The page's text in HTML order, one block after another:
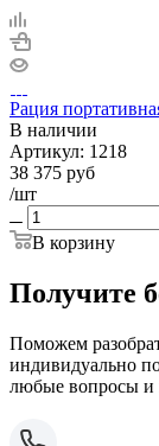
Рация
В наличии
Артикул: 1218
38 375 руб
/шт
В корзину
Получите
Поможем
индивидуально
любые вопросы и